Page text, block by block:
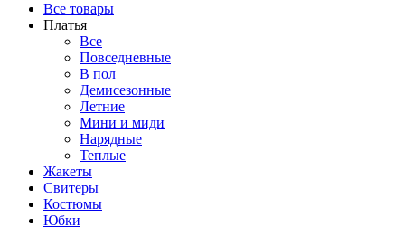
Все товары
Платья
Все
Повседневные
В пол
Демисезонные
Летние
Мини и миди
Нарядные
Теплые
Жакеты
Свитеры
Костюмы
Юбки